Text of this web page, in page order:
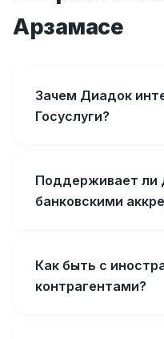
Арзамасе
Зачем Диадок
Госуслуги?
Поддерживает ли
банковскими
Как быть с
контрагентами?